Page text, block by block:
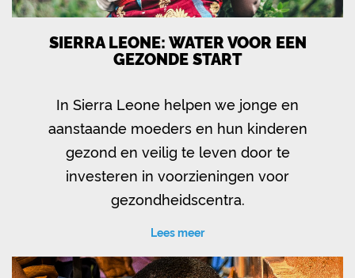
SIERRA LEONE: WATER VOOR EEN
GEZONDE START
In Sierra Leone helpen we jonge en
aanstaande moeders en hun kinderen
gezond en veilig te leven door te
investeren in voorzieningen voor
gezondheidscentra.
Lees meer